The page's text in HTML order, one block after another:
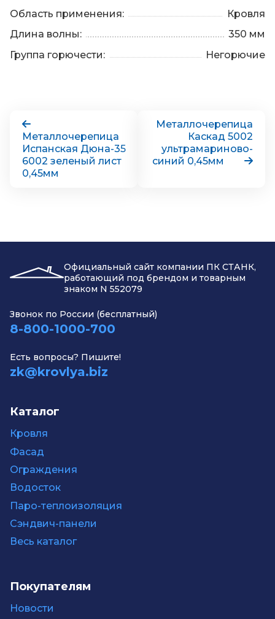
Область применения:
Кровля
Длина волны:
350 мм
Группа горючести:
Негорючие
Металлочерепица
Испанская Дюна-35
6002 зеленый лист
0,45мм
Металлочерепица
Каскад 5002
ультрамариново-
синий 0,45мм
Официальный сайт компании ПК СТАНК,
работающий под брендом и товарным
знаком N 552079
Звонок по России (бесплатный)
8-800-1000-700
Есть вопросы? Пишите!
zk@krovlya.biz
Каталог
Кровля
Фасад
Ограждения
Водосток
Паро-теплоизоляция
Сэндвич-панели
Весь каталог
Покупателям
Новости